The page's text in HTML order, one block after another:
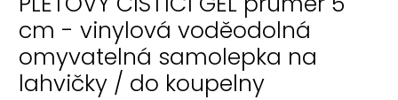
cm - vinylová voděodolná
omyvatelná samolepka na
lahvičky / do koupelny